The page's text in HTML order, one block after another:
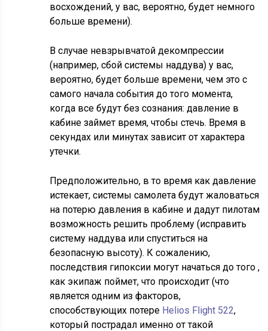
восхождений, у вас, вероятно, будет немного
больше времени).
В случае невзрывчатой декомпрессии
(например, сбой системы наддува) у вас,
вероятно, будет больше времени, чем это с
самого начала события до того момента,
когда все будут без сознания: давление в
кабине займет время, чтобы стечь. Время в
секундах или минутах зависит от характера
утечки.
Предположительно, в то время как давление
истекает, системы самолета будут жаловаться
на потерю давления в кабине и дадут пилотам
возможность решить проблему (исправить
систему наддува или спуститься на
безопасную высоту). К сожалению,
последствия гипоксии могут начаться до того ,
как экипаж поймет, что происходит (что
является одним из факторов,
способствующих потере Helios Flight 522,
который пострадал именно от такой